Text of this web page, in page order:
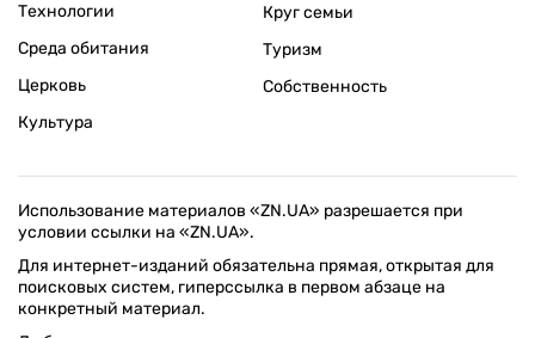
Технологии
Среда обитания
Церковь
Культура
Круг семьи
Туризм
Собственность
Использование материалов «ZN.UA» разрешается при
условии ссылки на «ZN.UA».
Для интернет-изданий обязательна прямая, открытая для
поисковых систем, гиперссылка в первом абзаце на
конкретный материал.